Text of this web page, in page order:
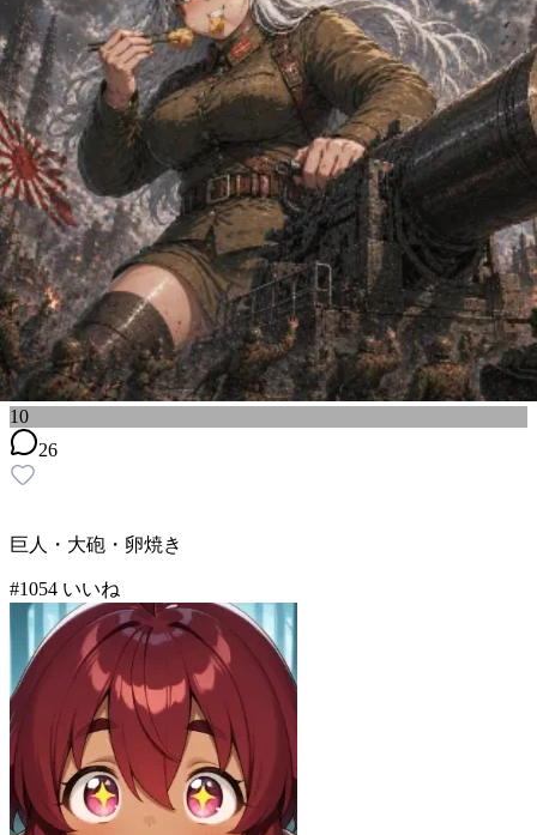
10
26
巨人・大砲・卵焼き
#1054 いいね